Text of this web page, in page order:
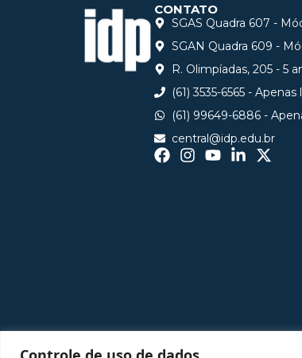
CONTATO
SGAS Quadra 607 -
SGAN Quadra 609 -
R. Olimpíadas, 205 - 5
(61) 3535-6565 - Apenas
(61) 99649-6886 -
central@idp.edu.br